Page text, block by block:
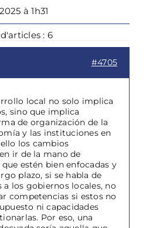
à 1h31
: 6
#4705
local no solo implica
sino que implica
de organización de la
y las instituciones en
los cambios
ir de la mano de
estén bien enfocadas y
plazo, si se habla de
a los gobiernos locales, no
competencias si estos no
ni capacidades
Por eso, una